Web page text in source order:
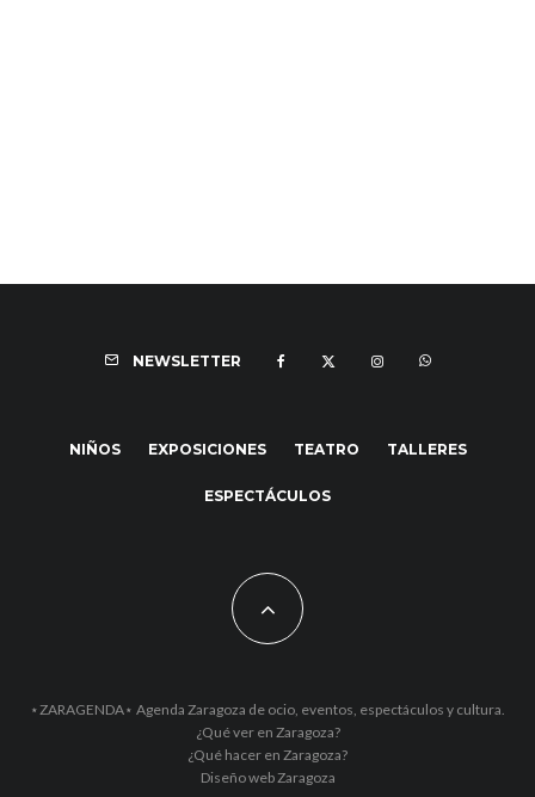
NEWSLETTER
NIÑOS EXPOSICIONES TEATRO TALLERES
ESPECTÁCULOS
⋆ZARAGENDA⋆ Agenda Zaragoza de ocio, eventos, espectáculos y cultura.
¿Qué ver en Zaragoza?
¿Qué hacer en Zaragoza?
Diseño web Zaragoza